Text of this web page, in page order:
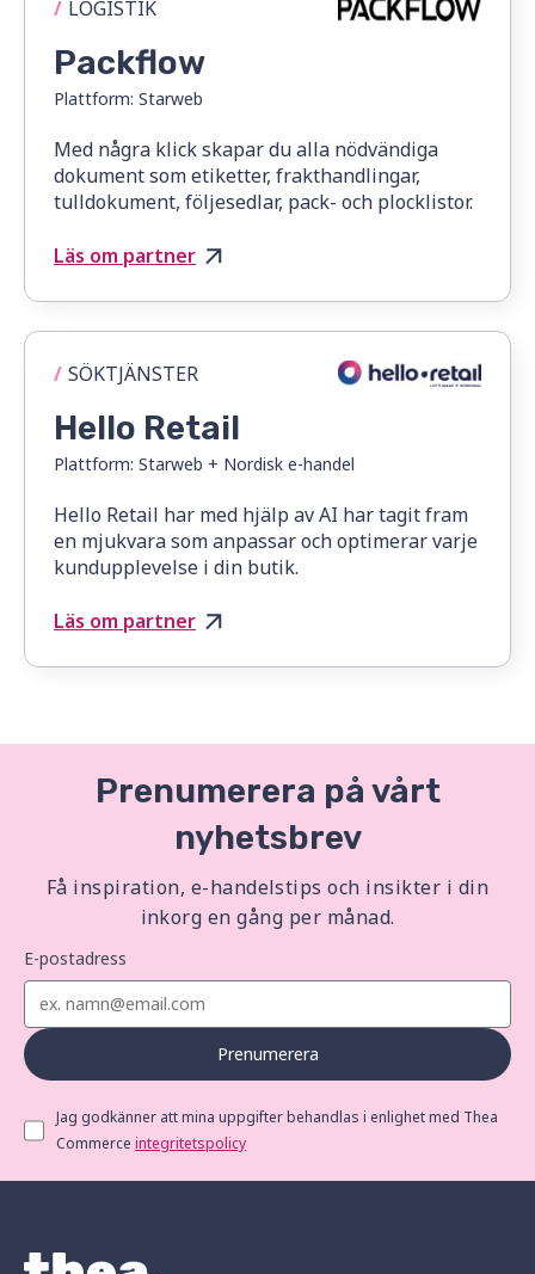
/ LOGISTIK
Packflow
Plattform: Starweb
Med några klick skapar du alla nödvändiga
dokument som etiketter, frakthandlingar,
tulldokument, följesedlar, pack- och plocklistor.
Läs om partner
/ SÖKTJÄNSTER
Hello Retail
Plattform: Starweb + Nordisk e-handel
Hello Retail har med hjälp av AI har tagit fram
en mjukvara som anpassar och optimerar varje
kundupplevelse i din butik.
Läs om partner
Prenumerera på vårt
nyhetsbrev
Få inspiration, e-handelstips och insikter i din
inkorg en gång per månad.
E-postadress
Prenumerera
Jag godkänner att mina uppgifter behandlas i enlighet med Thea
Commerceintegritetspolicy